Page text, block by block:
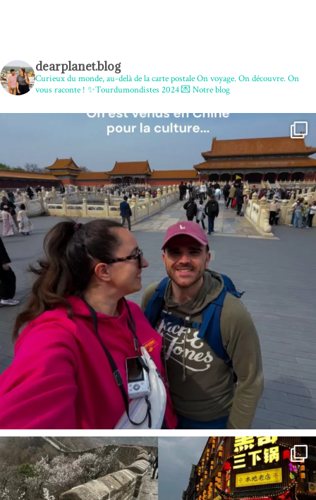
dearplanet.blog
Curieux du monde, au-delà de la carte postaleOn voyage. On découvre. On
vous raconte ! ✨Tourdumondistes 2024💌 Notre blog